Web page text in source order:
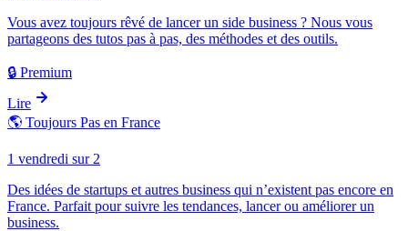
Vous avez toujours rêvé de lancer un side business ? Nous vous
partageons des tutos pas à pas, des méthodes et des outils.
🔒 Premium
Lire
🌎 Toujours Pas en France
1 vendredi sur 2
Des idées de startups et autres business qui n’existent pas encore en
France. Parfait pour suivre les tendances, lancer ou améliorer un
business.